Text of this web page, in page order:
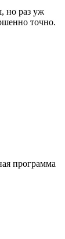
но раз уж
точно.
программа